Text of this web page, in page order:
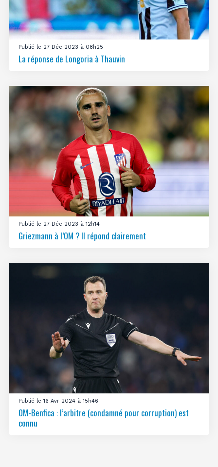
Publié le 27 Déc 2023 à 08h25
La réponse de Longoria à Thauvin
Publié le 27 Déc 2023 à 12h14
Griezmann à l’OM ? Il répond clairement
Publié le 16 Avr 2024 à 15h46
OM-Benfica : l’arbitre (condamné pour corruption) est
connu